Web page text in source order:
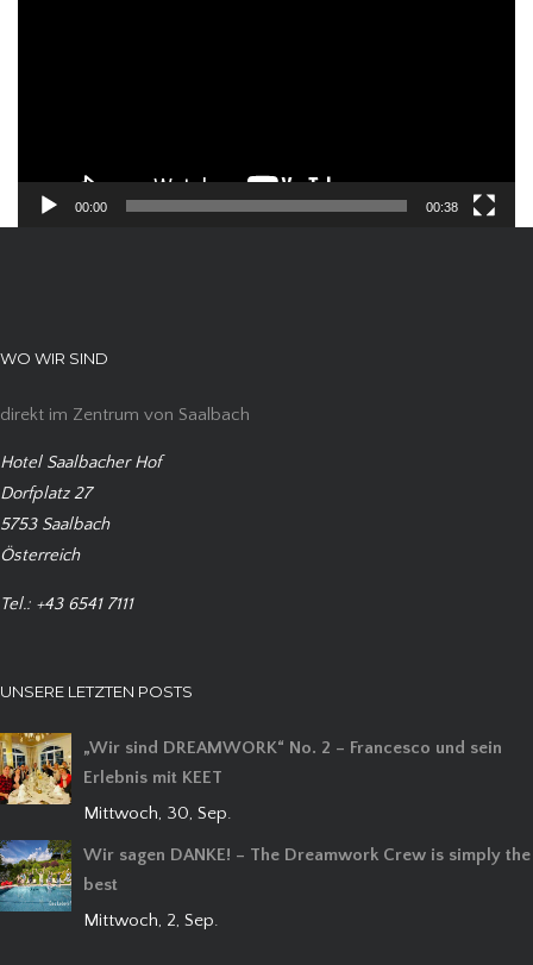
00:00 00:38
WO WIR SIND
direkt im Zentrum von Saalbach
Hotel Saalbacher Hof
Dorfplatz 27
5753 Saalbach
Österreich
Tel.: +43 6541 7111
UNSERE LETZTEN POSTS
„Wir sind DREAMWORK“ No. 2 – Francesco und sein
Erlebnis mit KEET
Mittwoch, 30, Sep.
Wir sagen DANKE! – The Dreamwork Crew is simply the
best
Mittwoch, 2, Sep.